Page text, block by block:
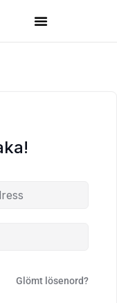
Glömt lösenord?